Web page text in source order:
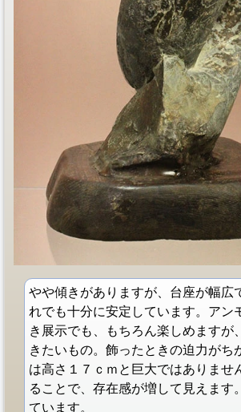
やや傾きがありますが、台座が幅広
れでも十分に安定しています。アン
き展示でも、もちろん楽しめますが
きたいもの。飾ったときの迫力がち
は高さ１７ｃｍと巨大ではありませ
ることで、存在感が増して見えます
ています。